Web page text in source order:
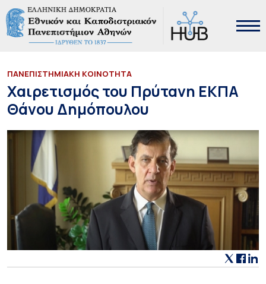
ΠΑΝΕΠΙΣΤΗΜΙΑΚΗ ΚΟΙΝΟΤΗΤΑ
Χαιρετισμός του Πρύτανη ΕΚΠΑ
Θάνου Δημόπουλου